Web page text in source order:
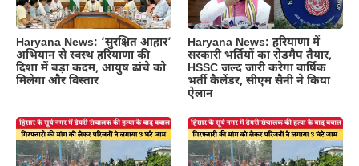
Haryana News: ‘सुरक्षित आहार’
अभियान से स्वस्थ हरियाणा की
दिशा में बड़ा कदम, आयुष ढांचे को
मिलेगा और विस्तार
Haryana News: हरियाणा में
सरकारी भर्तियों का रोडमैप तैयार,
HSSC जल्द जारी करेगा वार्षिक
भर्ती कैलेंडर, सीएम सैनी ने किया
ऐलान